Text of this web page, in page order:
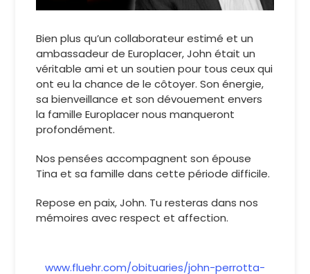
Bien plus qu’un collaborateur estimé et un
ambassadeur de Europlacer, John était un
véritable ami et un soutien pour tous ceux qui
ont eu la chance de le côtoyer. Son énergie,
sa bienveillance et son dévouement envers
la famille Europlacer nous manqueront
profondément.
Nos pensées accompagnent son épouse
Tina et sa famille dans cette période difficile.
Repose en paix, John. Tu resteras dans nos
mémoires avec respect et affection.
www.fluehr.com/obituaries/john-perrotta-